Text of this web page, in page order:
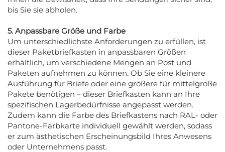
bis Sie sie abholen.
5. Anpassbare Größe und Farbe
Um unterschiedlichste Anforderungen zu erfüllen, ist
dieser Paketbriefkasten in anpassbaren Größen
erhältlich, um verschiedene Mengen an Post und
Paketen aufnehmen zu können. Ob Sie eine kleinere
Ausführung für Briefe oder eine größere für mittelgroße
Pakete benötigen – dieser Briefkasten kann an Ihre
spezifischen Lagerbedürfnisse angepasst werden.
Zudem kann die Farbe des Briefkastens nach RAL- oder
Pantone-Farbkarte individuell gewählt werden, sodass
er zum ästhetischen Erscheinungsbild Ihres Anwesens
oder Unternehmens passt.